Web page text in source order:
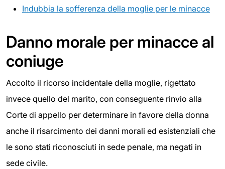
Indubbia la sofferenza della moglie per le minacce
Danno morale per minacce al
coniuge
Accolto il ricorso incidentale della moglie, rigettato
invece quello del marito, con conseguente rinvio alla
Corte di appello per determinare in favore della donna
anche il risarcimento dei danni morali ed esistenziali che
le sono stati riconosciuti in sede penale, ma negati in
sede civile.